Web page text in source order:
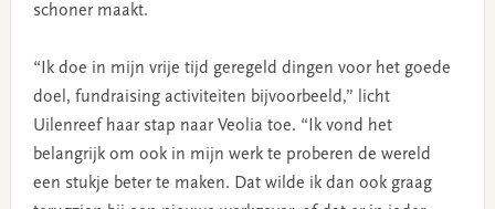
schoner maakt.
“Ik doe in mijn vrije tijd geregeld dingen voor het goede
doel, fundraising activiteiten bijvoorbeeld,” licht
Uilenreef haar stap naar Veolia toe. “Ik vond het
belangrijk om ook in mijn werk te proberen de wereld
een stukje beter te maken. Dat wilde ik dan ook graag